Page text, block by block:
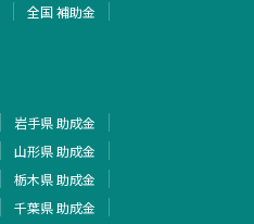
全国 補助金
岩手県 助成金
山形県 助成金
栃木県 助成金
千葉県 助成金